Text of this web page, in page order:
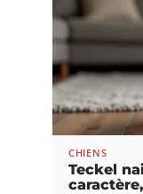
CHIENS
Teckel